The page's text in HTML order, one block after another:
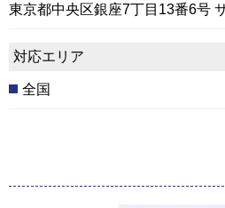
東京都中央区銀座7丁目13番6号
対応エリア
全国